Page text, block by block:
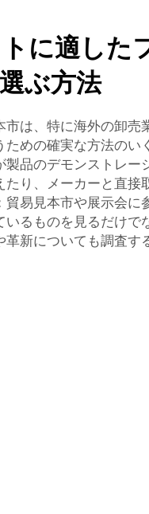
に適した
ぶ方法
市は、特に海外の卸売
ための確実な方法のい
製品のデモンストレー
たり、メーカーと直接
易見本市や展示会に
いるものを見るだけで
新についても調査す